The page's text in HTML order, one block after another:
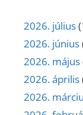
2026. július
2026. június
2026. május
2026. április
2026.